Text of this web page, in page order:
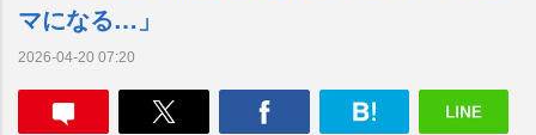
マになる…」
2026-04-20 07:20